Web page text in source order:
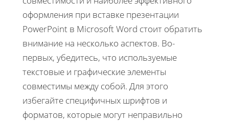
оформления при вставке презентации
PowerPoint в Microsoft Word стоит обратить
внимание на несколько аспектов. Во-
первых, убедитесь, что используемые
текстовые и графические элементы
совместимы между собой. Для этого
избегайте специфичных шрифтов и
форматов, которые могут неправильно